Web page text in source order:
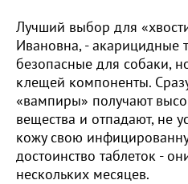
Лучший выбор для
Ивановна, - акарицидные
безопасные для собаки,
клещей компоненты.
«вампиры» получают
вещества и отпадают, не
кожу свою
достоинство таблеток -
нескольких месяцев.